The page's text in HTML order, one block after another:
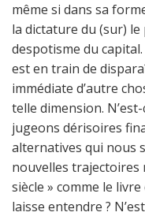
même si dans sa
la dictature du (sur)
despotisme du capital.
est en train de
immédiate d’autre
telle dimension.
jugeons dérisoires
alternatives qui nous
nouvelles trajectoires
siècle » comme le
laisse entendre ?